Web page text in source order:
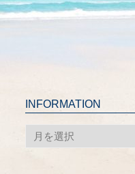
INFORMATION
INFORMATION